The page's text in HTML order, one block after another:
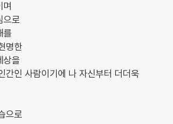
며
으로
를
명한
상을
간인 사람이기에 나 자신부터 더더욱
으로